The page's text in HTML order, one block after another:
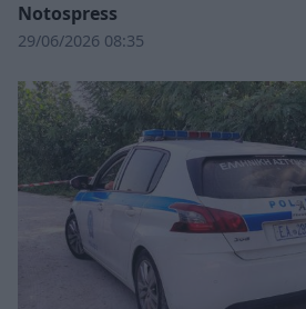
Notospress
29/06/2026 08:35